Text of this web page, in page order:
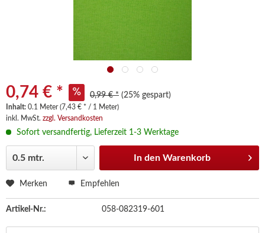
0,74 € * 0,99 € * (25% gespart)
Inhalt: 0.1 Meter (7,43 € * / 1 Meter)
inkl. MwSt. zzgl. Versandkosten
Sofort versandfertig, Lieferzeit 1-3 Werktage
In den Warenkorb
Merken Empfehlen
Artikel-Nr.: 058-082319-601